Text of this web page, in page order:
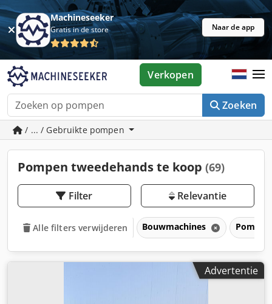
Machineseeker
Gratis in de store Naar de app
Zoeken
Verkopen
/ ... / Gebruikte pompen
Pompen tweedehands te koop (69)
Filter Relevantie
Alle filters verwijderen Bouwmachines
Advertentie